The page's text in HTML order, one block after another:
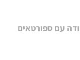
עם ספורטאים